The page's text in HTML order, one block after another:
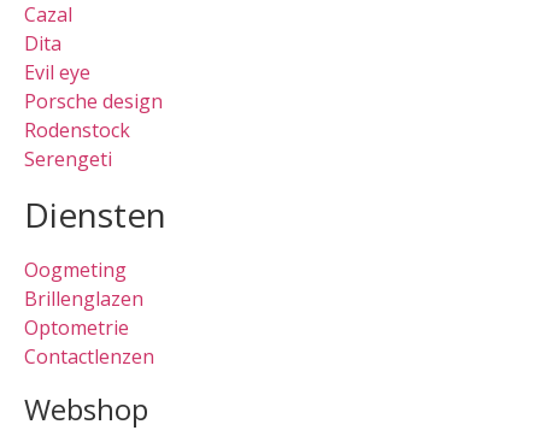
Cazal
Dita
Evil eye
Porsche design
Rodenstock
Serengeti
Diensten
Oogmeting
Brillenglazen
Optometrie
Contactlenzen
Webshop